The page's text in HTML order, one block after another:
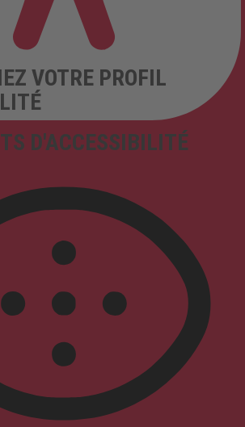
D'ACCESSIBILITÉ
VOTRE PROFIL